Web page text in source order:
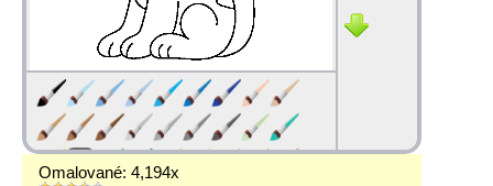
Omalované: 4,194x